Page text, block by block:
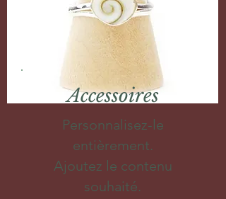
Accessoires
Personnalisez-le
entièrement.
Ajoutez le contenu
souhaité.